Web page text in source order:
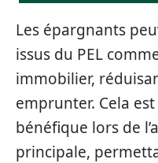
Les épargnants
issus du PEL
immobilier,
emprunter. Cela
bénéfique lors de
principale,